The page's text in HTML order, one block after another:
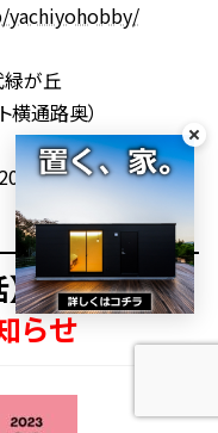
緑が丘
横通路奥）
らせ